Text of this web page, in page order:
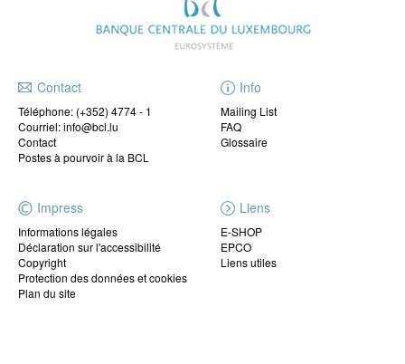
Contact
Téléphone: (+352) 4774 - 1
Courriel: info@bcl.lu
Contact
Postes à pourvoir à la BCL
Info
Mailing List
FAQ
Glossaire
Impress
Informations légales
Déclaration sur l'accessibilité
Copyright
Protection des données et cookies
Plan du site
Liens
E-SHOP
EPCO
Liens utiles